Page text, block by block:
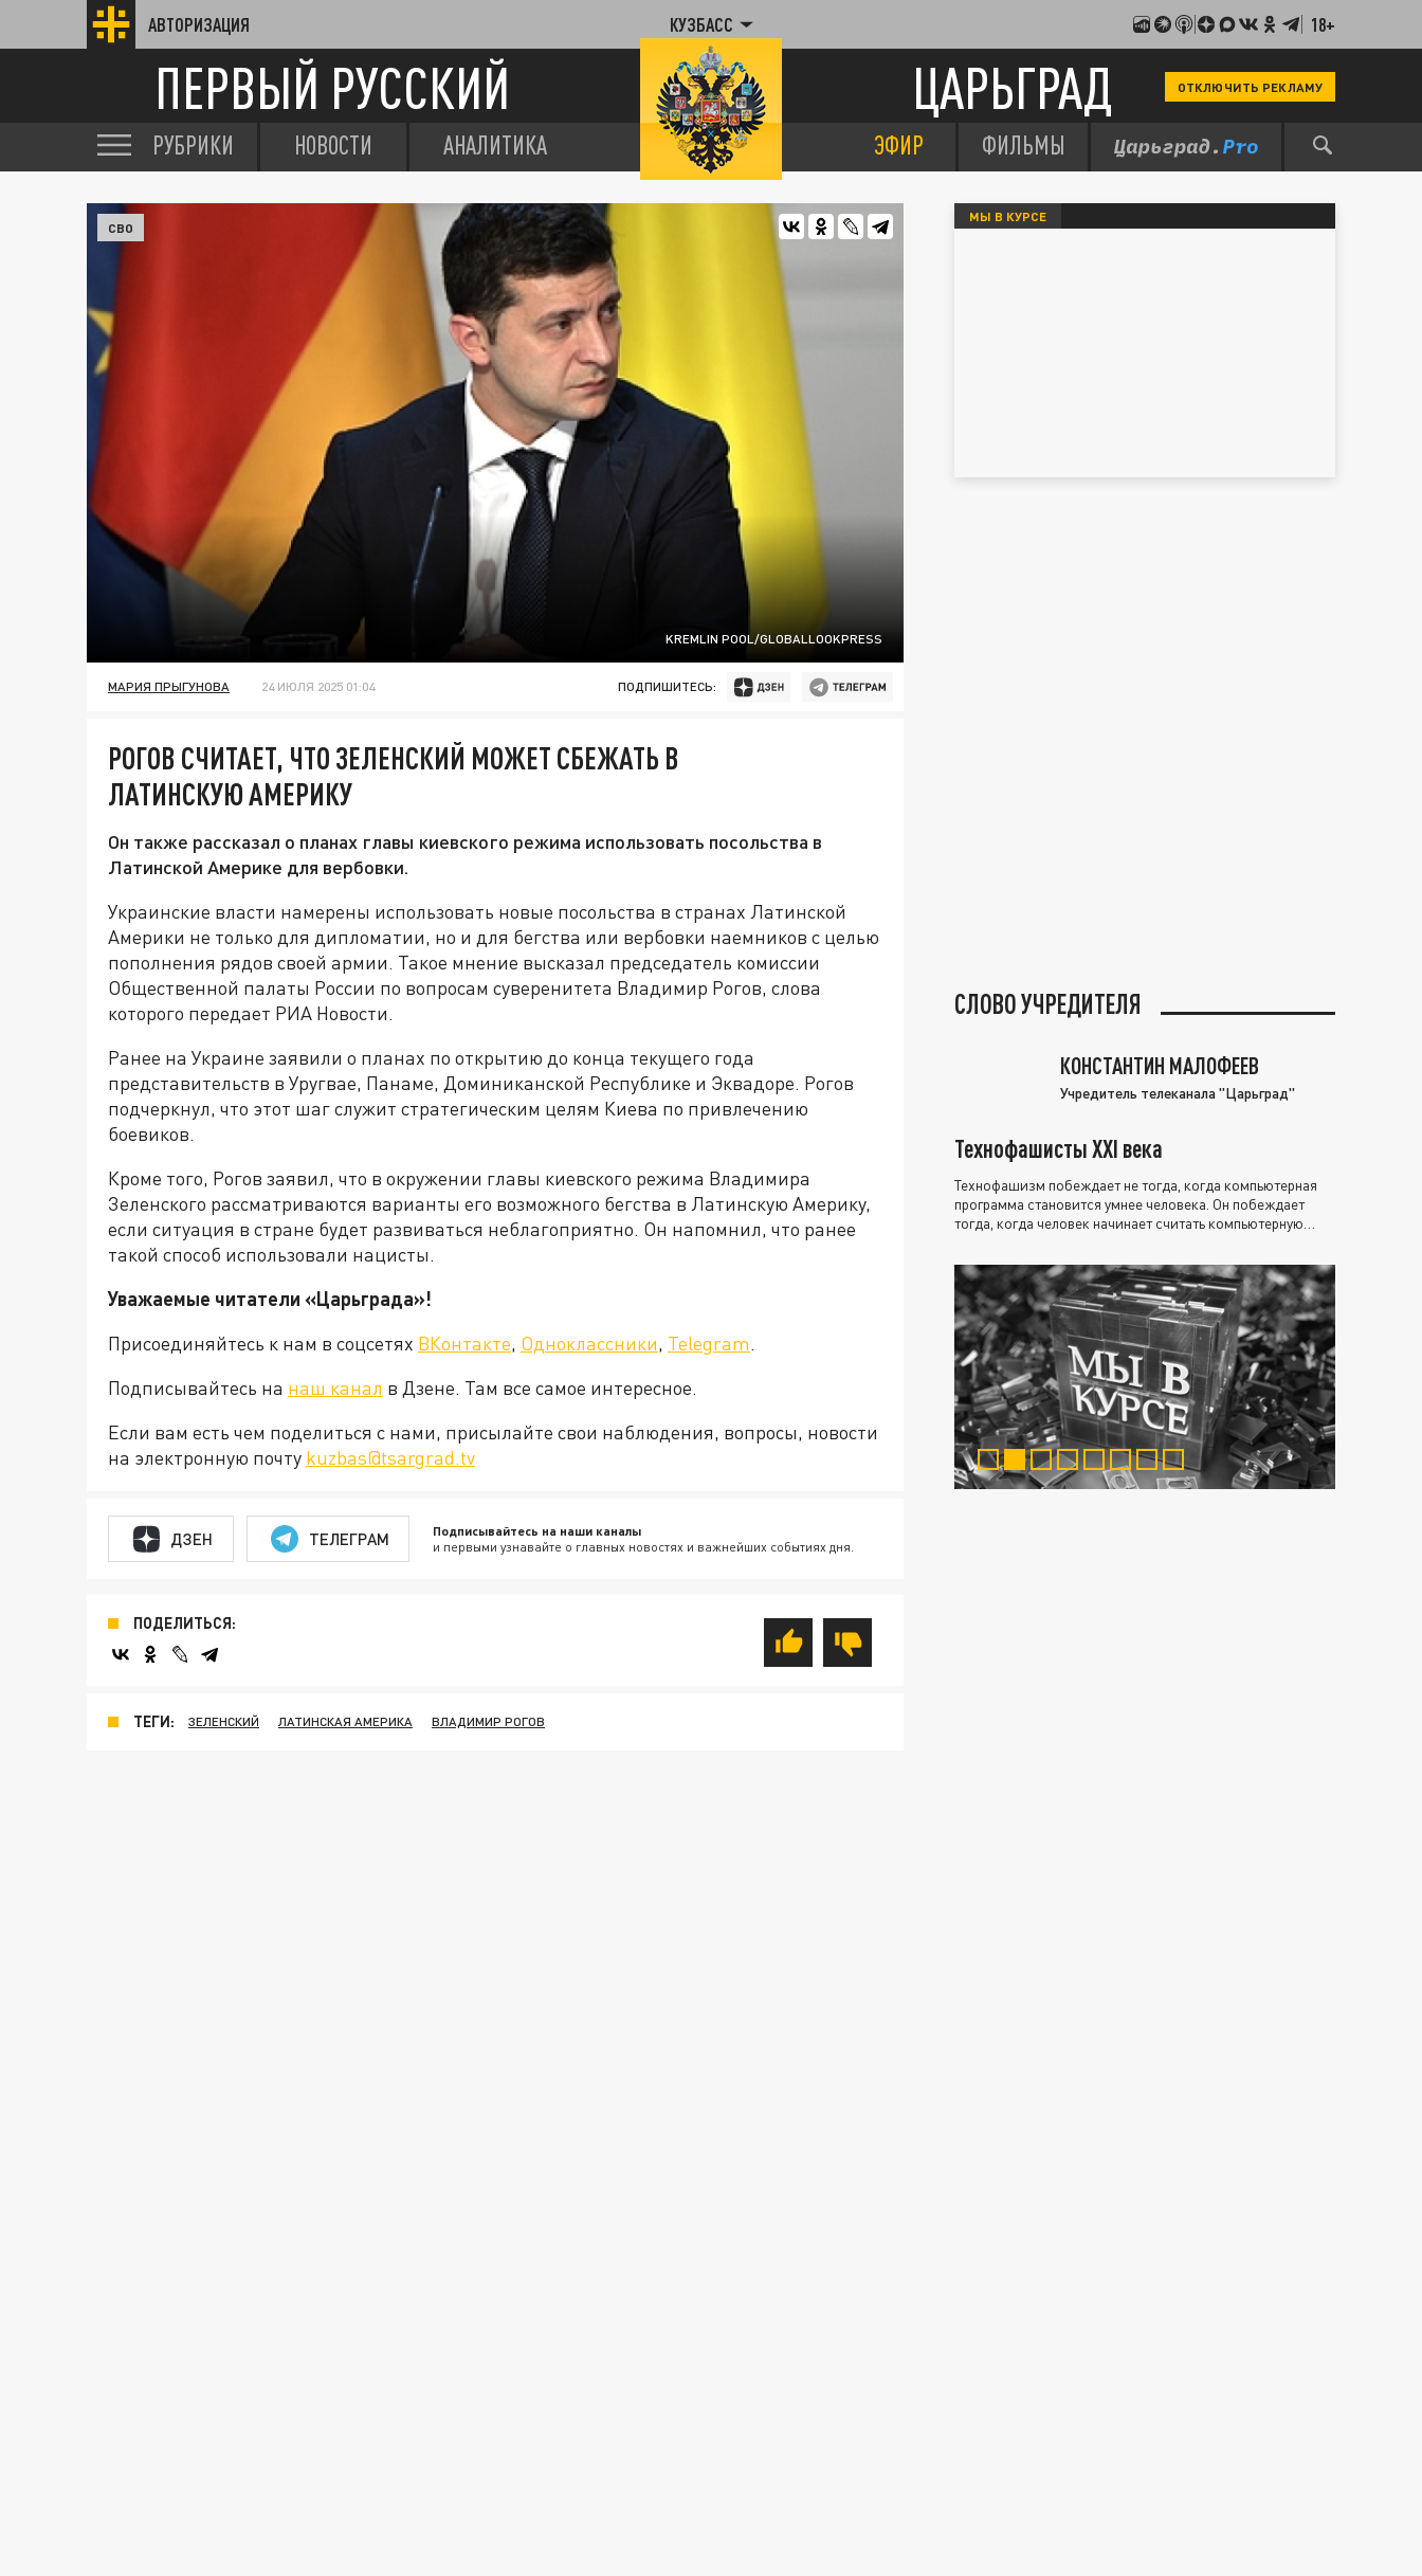
АВТОРИЗАЦИЯ КУЗБАСС 18+
ПЕРВЫЙ РУССКИЙ ЦАРЬГРАД ОТКЛЮЧИТЬ РЕКЛАМУ
РУБРИКИ НОВОСТИ АНАЛИТИКА ЭФИР ФИЛЬМЫ
KREMLIN POOL/GLOBALLOOKPRESS
СВО
МАРИЯ ПРЫГУНОВА 24 ИЮЛЯ 2025 01:04 ПОДПИШИТЕСЬ:
РОГОВ СЧИТАЕТ, ЧТО ЗЕЛЕНСКИЙ МОЖЕТ СБЕЖАТЬ В
ЛАТИНСКУЮ АМЕРИКУ
Он также рассказал о планах главы киевского режима использовать посольства в
Латинской Америке для вербовки.
Украинские власти намерены использовать новые посольства в странах Латинской
Америки не только для дипломатии, но и для бегства или вербовки наемников с целью
пополнения рядов своей армии. Такое мнение высказал председатель комиссии
Общественной палаты России по вопросам суверенитета Владимир Рогов, слова
которого передает РИА Новости.
Ранее на Украине заявили о планах по открытию до конца текущего года
представительств в Уругвае, Панаме, Доминиканской Республике и Эквадоре. Рогов
подчеркнул, что этот шаг служит стратегическим целям Киева по привлечению
боевиков.
Кроме того, Рогов заявил, что в окружении главы киевского режима Владимира
Зеленского рассматриваются варианты его возможного бегства в Латинскую Америку,
если ситуация в стране будет развиваться неблагоприятно. Он напомнил, что ранее
такой способ использовали нацисты.
Уважаемые читатели «Царьграда»!
Присоединяйтесь к нам в соцсетях ВКонтакте, Одноклассники, Telegram.
Подписывайтесь на наш канал в Дзене. Там все самое интересное.
Если вам есть чем поделиться с нами, присылайте свои наблюдения, вопросы, новости
на электронную почту kuzbas@tsargrad.tv
ДЗЕН ТЕЛЕГРАМ Подписывайтесь на наши каналы
и первыми узнавайте о главных новостях и важнейших событиях дня.
ПОДЕЛИТЬСЯ:
ТЕГИ: ЗЕЛЕНСКИЙ ЛАТИНСКАЯ АМЕРИКА ВЛАДИМИР РОГОВ
МЫ В КУРСЕ
СЛОВО УЧРЕДИТЕЛЯ
КОНСТАНТИН МАЛОФЕЕВ
Учредитель телеканала "Царьград"
Технофашисты XXI века
Технофашизм побеждает не тогда, когда компьютерная
программа становится умнее человека. Он побеждает
тогда, когда человек начинает считать компьютерную